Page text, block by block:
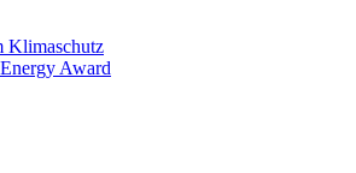
Klimaschutz
Award